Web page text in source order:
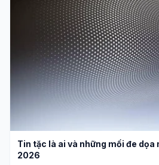
Tin tặc là ai và những mối đe dọa
2026